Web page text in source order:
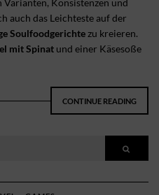
Varianten, Konsistenzen und
auch das Leichteste auf der
Soulfoodgerichte zu kreieren.
mit Spinat und einer Käsesoße
CONTINUE READING